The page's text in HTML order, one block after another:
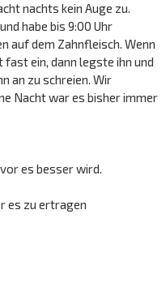
nachts kein Auge zu.
habe bis 9:00 Uhr
auf dem Zahnfleisch. Wenn
ein, dann legste ihn und
an zu schreien. Wir
Nacht war es bisher immer
es besser wird.
es zu ertragen